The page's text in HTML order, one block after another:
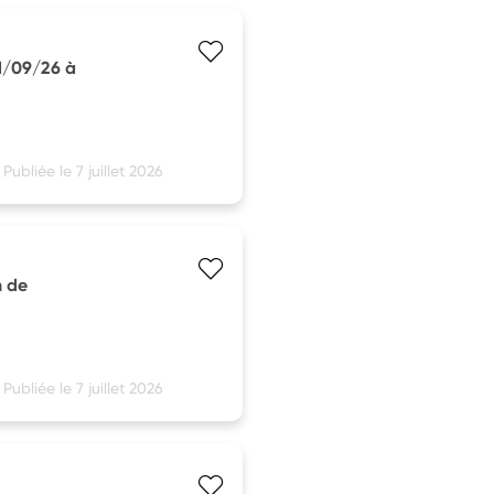
09/26 à
Publiée le 7 juillet 2026
de
Publiée le 7 juillet 2026